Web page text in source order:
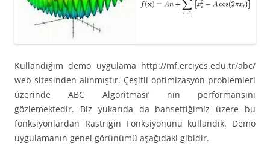
Kullandığım demo uygulama http://mf.erciyes.edu.tr/abc/
web sitesinden alınmıştır. Çeşitli optimizasyon problemleri
üzerinde ABC Algoritması’ nın performansını
gözlemektedir. Biz yukarıda da bahsettiğimiz üzere bu
fonksiyonlardan Rastrigin Fonksiyonunu kullandık. Demo
uygulamanın genel görünümü aşağıdaki gibidir.